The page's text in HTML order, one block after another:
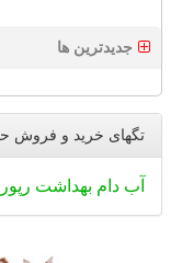
جدیدترین ها
تگهای خرید و فروش
آب دام بهداشت